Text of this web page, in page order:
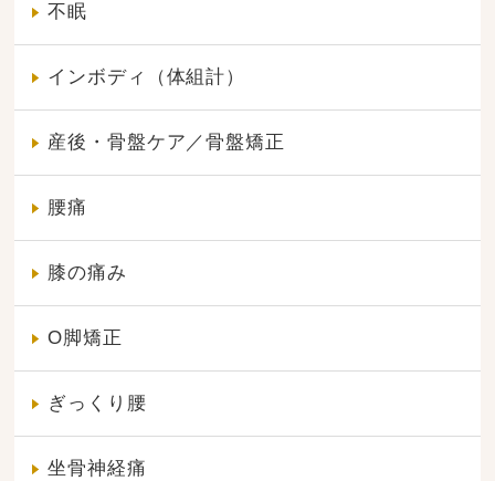
不眠
インボディ（体組計）
産後・骨盤ケア／骨盤矯正
腰痛
膝の痛み
O脚矯正
ぎっくり腰
坐骨神経痛